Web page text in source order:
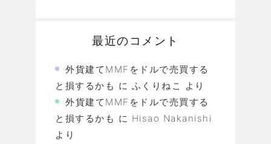
最近のコメント
外貨建てMMFをドルで売買する
と損するかも に ふくりねこ
より
外貨建てMMFをドルで売買する
と損するかも に Hisao Nakanishi
より